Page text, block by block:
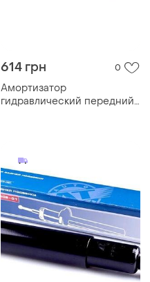
614 грн 0
Амортизатор
гидравлический передний